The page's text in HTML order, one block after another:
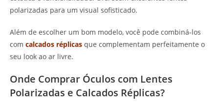
polarizadas para um visual sofisticado.
Além de escolher um bom modelo, você pode combiná-los
com calcados réplicas que complementam perfeitamente o
seu look ao ar livre.
Onde Comprar Óculos com Lentes
Polarizadas e Calcados Réplicas?